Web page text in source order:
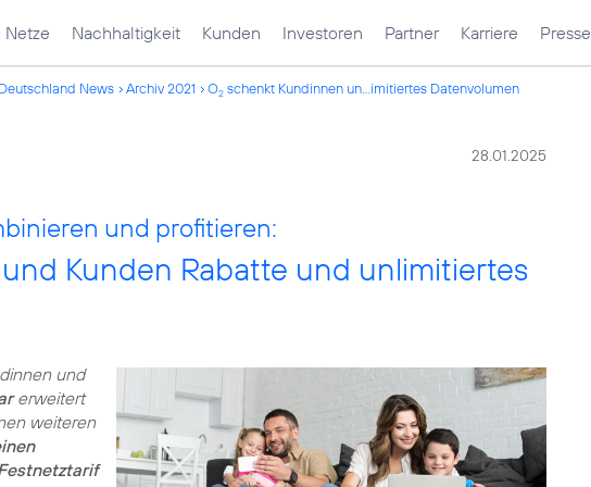
Netze Nachhaltigkeit Kunden Investoren Partner Karriere Presse
News Archiv 2021 O2 schenkt Kundinnen un...imitiertes Datenvolumen
28.01.2025
und profitieren:
Kunden Rabatte und unlimitiertes
und
erweitert
weiteren